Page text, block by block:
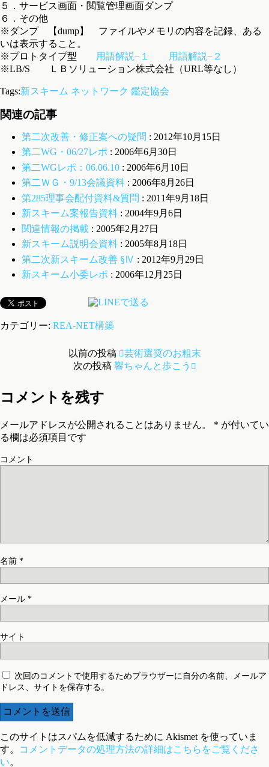
５．サービス画面・閲覧管理画面ダンプ
６．その他
※ダンプ 【dump】 ファイルやメモリの内容を記録、ある
いは表示すること。
※プロトタイプ型
用語解説−１
用語解説−２
※LB/S ＬＢソリューション株式会社（URL等なし）
Tags:新スキーム ネットワーク 鑑定協会
関連の記事
第二次改善・修正案への疑問 : 2012年10月15日
第二WG・06/27レポ : 2006年6月30日
第二WGレポ：06.06.10: 2006年6月10日
第二ＷＧ・9/13会議資料: 2006年8月26日
第285理事会配付資料&質問 : 2011年9月18日
新スキーム案報告資料: 2004年9月6日
関連情報の掲載 : 2005年2月27日
新スキーム説明会資料: 2005年8月18日
第二次新スキーム改善 §Ⅳ : 2012年9月29日
新スキーム小委レポ : 2006年12月25日
カテゴリー: REA-NET構築
以前の投稿
芸術選奨のお粗末
次の投稿 響ちゃんと歩こう
コメントを残す
メールアドレスが公開されることはありません。 * が付いてい
る欄は必須項目です
コメント
名前 *
メール *
サイト
次回のコメントで使用するためブラウザーに自分の名前、メールア
ドレス、サイトを保存する。
このサイトはスパムを低減するために Akismet を使っていま
す。
コメントデータの処理方法の詳細はこちらをご覧くださ
い。